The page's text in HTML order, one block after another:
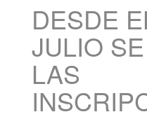
DESDE
JULIO
LAS